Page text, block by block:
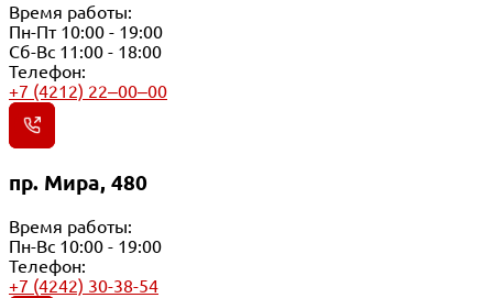
Время работы:
Пн-Пт 10:00 - 19:00
Сб-Вс 11:00 - 18:00
Телефон:
+7 (4212) 22‒00‒00
пр. Мира, 480
Время работы:
Пн-Вс 10:00 - 19:00
Телефон:
+7 (4242) 30-38-54